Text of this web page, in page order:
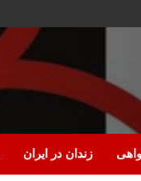
زندان در ایران